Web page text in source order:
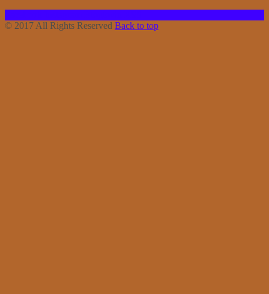
© 2017 All Rights Reserved Back to top